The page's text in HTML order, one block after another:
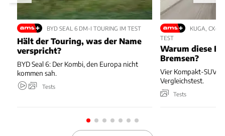
BYD SEAL 6 DM-I TOURING IM TEST
Hält der Touring, was der Name
verspricht?
BYD Seal 6: Der Kombi, den Europa nicht
kommen sah.
Tests
KUGA, CX-5,
TEST
Warum diese
Bremsen?
Vier Kompakt-SUV
Vergleichstest.
Tests